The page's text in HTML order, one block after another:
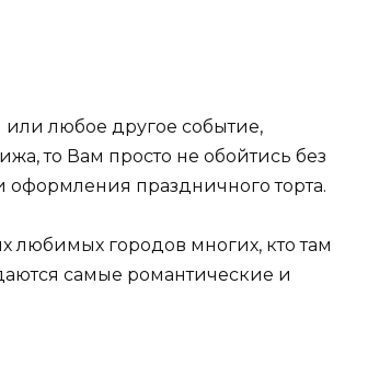
любое другое событие,
то Вам просто не обойтись без
праздничного торта.
любимых городов многих, кто там
самые романтические и